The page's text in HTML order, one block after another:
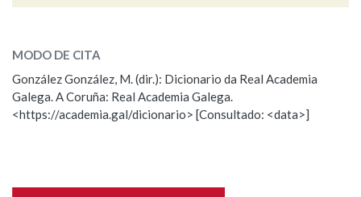
BUSCAR NO CONTIDO
Nas definicións
Observación
Nome
MODO DE CITA
González González, M. (dir.): Dicionario da Real Academia
Galega. A Coruña: Real Academia Galega.
<https://academia.gal/dicionario> [Consultado: <data>]